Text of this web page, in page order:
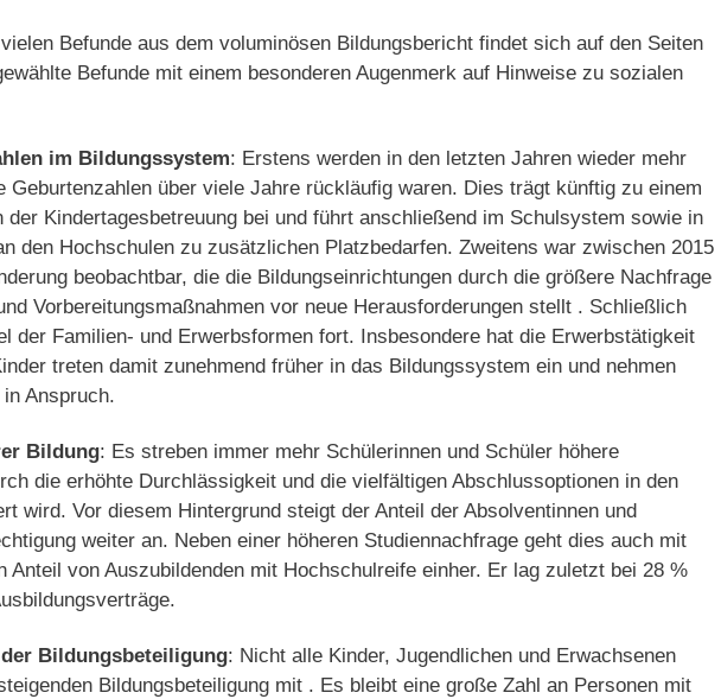
Befunde aus dem voluminösen Bildungsbericht findet sich auf den Seiten
Befunde mit einem besonderen Augenmerk auf Hinweise zu sozialen
im Bildungssystem: Erstens werden in den letzten Jahren wieder mehr
Geburtenzahlen über viele Jahre rückläufig waren. Dies trägt künftig zu einem
der Kindertagesbetreuung bei und führt anschließend im Schulsystem sowie in
den Hochschulen zu zusätz­lichen Platzbedarfen. Zweitens war zwischen 2015
beobachtbar, die die Bildungseinrichtungen durch die größere Nachfrage
Vorbe­reitungsmaßnahmen vor neue Herausforderungen stellt . Schließlich
der Familien- und Erwerbsformen fort. Insbesondere hat die Erwerbstätigkeit
treten damit zunehmend früher in das Bildungs­system ein und nehmen
Anspruch.
Bildung: Es streben immer mehr Schülerinnen und Schüler höhere
die erhöhte Durch­lässigkeit und die vielfältigen Abschlussoptionen in den
wird. Vor diesem Hintergrund steigt der Anteil der Absolventinnen und
weiter an. Neben einer höheren Studiennachfrage geht dies auch mit
Anteil von Auszubildenden mit Hochschulreife einher. Er lag zuletzt bei 28 %
Bildungsbeteiligung: Nicht alle Kinder, Jugend­lichen und Erwachsenen
Bildungsbeteiligung mit . Es bleibt eine große Zahl an Personen mit